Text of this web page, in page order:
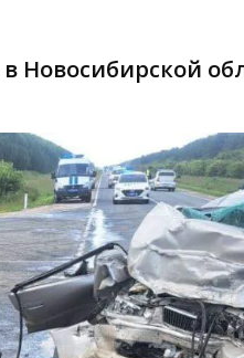
Новосибирской